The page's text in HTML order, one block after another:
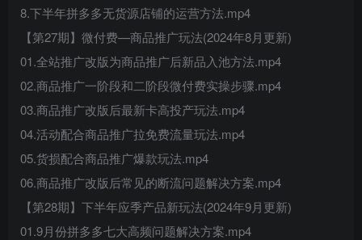
8.下半年拼多多无货源店铺的运营方法.mp4
【第27期】微付费—商品推广玩法(2024年8月更新)
01.全站推广改版为商品推广后新品入池方法.mp4
02.商品推广一阶段和二阶段微付费实操步骤.mp4
03.商品推广改版后最新卡高投产玩法.mp4
04.活动配合商品推广拉免费流量玩法.mp4
05.货损配合商品推广爆款玩法.mp4
06.商品推广改版后常见的断流问题解决方案.mp4
【第28期】下半年应季产品新玩法(2024年9月更新)
01.9月份拼多多七大高频问题解决方案.mp4